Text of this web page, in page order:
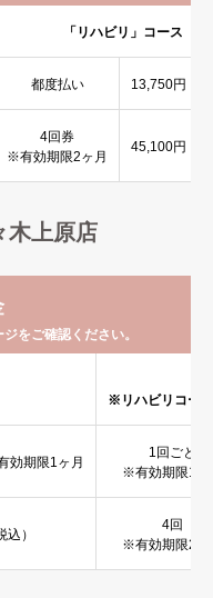
「リハビリ」コース
都度払い 13,750円（
4回券
※有効期限2ヶ月
45,100円（
木上原店
をご確認ください。
※リハビリコー
効期限1ヶ月
1回ごと
※有効期限1ヶ
込）
4回
※有効期限2ヶ